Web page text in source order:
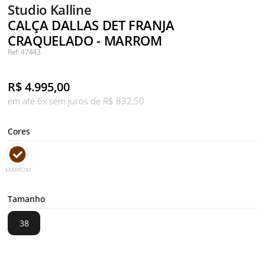
Studio Kalline
CALÇA DALLAS DET FRANJA
CRAQUELADO - MARROM
Ref: 47443
R$4.995,00
em até 6x sem juros de R$ 832,50
Cores
MARROM
Tamanho
38